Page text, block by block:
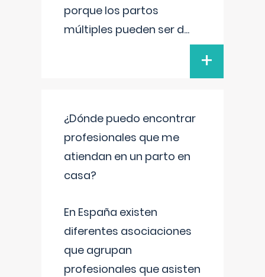
porque los partos
múltiples pueden ser d...
+
¿Dónde puedo encontrar
profesionales que me
atiendan en un parto en
casa?
En España existen
diferentes asociaciones
que agrupan
profesionales que asisten